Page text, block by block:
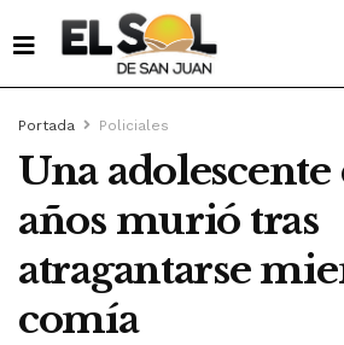
Portada Policiales
Una adolescente
años murió tras
atragantarse
comía